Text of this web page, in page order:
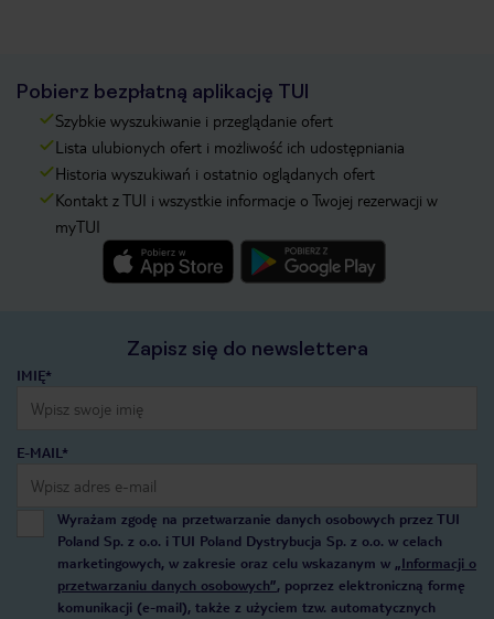
Pobierz bezpłatną aplikację TUI
Szybkie wyszukiwanie i przeglądanie ofert
Lista ulubionych ofert i możliwość ich udostępniania
Historia wyszukiwań i ostatnio oglądanych ofert
Kontakt z TUI i wszystkie informacje o Twojej rezerwacji w
myTUI
Zapisz się do newslettera
IMIĘ*
E-MAIL*
Wyrażam zgodę na przetwarzanie danych osobowych przez TUI
Poland Sp. z o.o. i TUI Poland Dystrybucja Sp. z o.o. w celach
marketingowych, w zakresie oraz celu wskazanym w „Informacji o
przetwarzaniu danych osobowych”, poprzez elektroniczną formę
komunikacji (e-mail), także z użyciem tzw. automatycznych